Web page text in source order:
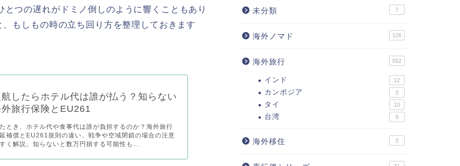
つの遅れがドミノ倒しのように響くこともあり
もしもの時の立ち回り方を整理しておきます
したらホテル代は誰が払う？知らない
旅行保険とEU261
とき、ホテル代や食事代は誰が負担するのか？海外旅行
補償とEU261規則の違い、戦争や空域閉鎖の場合の注意
く解説。知らないと数万円損する可能性も...
未分類 7
海外ノマド 126
海外旅行 552
インド 12
カンボジア 3
タイ 10
台湾 9
海外移住 3